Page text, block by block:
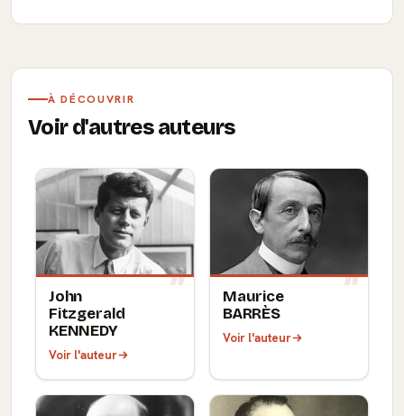
À DÉCOUVRIR
Voir d'autres auteurs
John
Fitzgerald
KENNEDY
Voir l'auteur
Maurice
BARRÈS
Voir l'auteur